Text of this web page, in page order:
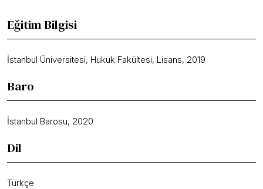
Eğitim Bilgisi
İstanbul Üniversitesi, Hukuk Fakültesi, Lisans, 2019
Baro
İstanbul Barosu, 2020
Dil
Türkçe